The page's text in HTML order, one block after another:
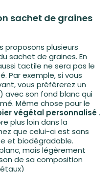
sachet de graines
proposons plusieurs
sachet de graines. En
tactile ne sera pas le
Par exemple, si vous
vous préférerez un
avec son fond blanc qui
Même chose pour le
végétal personnalisé.
plus loin dans la
que celui-ci est sans
et biodégradable.
mais légèrement
de sa composition